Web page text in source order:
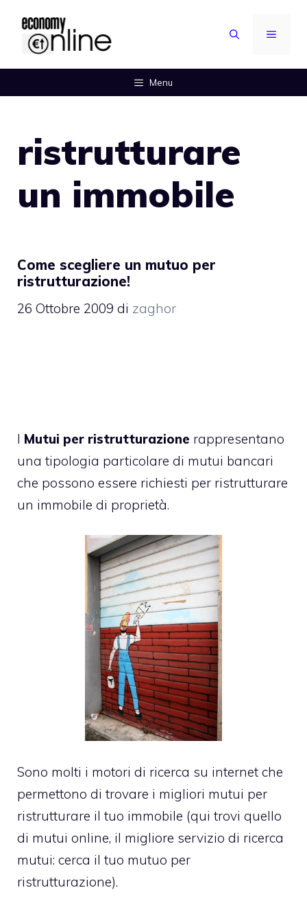
contenuto
MENU
Menu
ristrutturare
un immobile
Come scegliere un mutuo per
ristrutturazione!
26 Ottobre 2009 di zaghor
I Mutui per ristrutturazione rappresentano
una tipologia particolare di mutui bancari
che possono essere richiesti per ristrutturare
un immobile di proprietà.
Sono molti i motori di ricerca su internet che
permettono di trovare i migliori mutui per
ristrutturare il tuo immobile (qui trovi quello
di mutui online, il migliore servizio di ricerca
mutui: cerca il tuo mutuo per
ristrutturazione).